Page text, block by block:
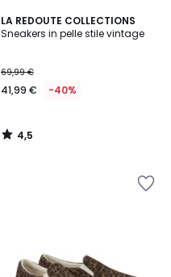
LA REDOUTE COLLECTIONS
Sneakers in pelle stile vintage
69,99 €
41,99 € -40%
4,5
/ 5
4,5
/